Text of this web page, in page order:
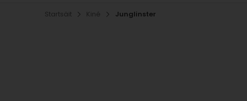
Startsäit Kiné Junglinster